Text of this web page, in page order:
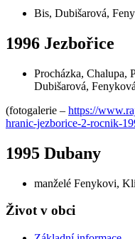
Bis, Dubišarová,
1996 Jezbořice
Procházka, Chalupa,
Dubišarová, Fenyková
(fotogalerie – https://
hranic-jezborice-2-rocnik-
1995 Dubany
manželé Fenykovi,
Život v obci